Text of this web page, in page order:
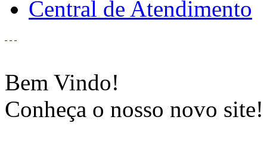
Central de Atendimento
Bem Vindo!
Conheça o nosso novo site!